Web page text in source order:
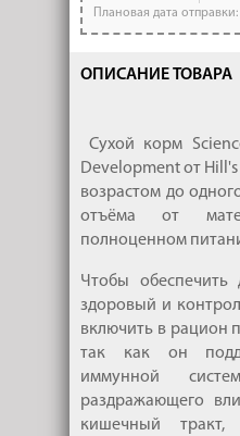
Плановая дата отправки:
ОПИСАНИЕ ТОВАРА
Сухой корм
Development от
возрастом до
отъёма от
полноценном
Чтобы
здоровый и
включить в рацион
так как он
иммунной
раздражающего
кишечный